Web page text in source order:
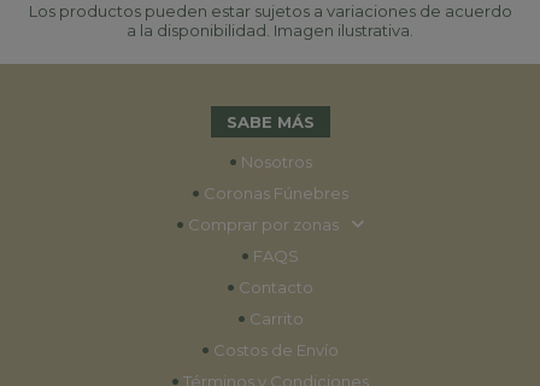
Los productos pueden estar sujetos a variaciones de acuerdo
a la disponibilidad. Imagen ilustrativa.
SABE MÁS
• Nosotros
• Coronas Fúnebres
• Comprar por zonas
• FAQS
• Contacto
• Carrito
• Costos de Envío
• Términos y Condiciones